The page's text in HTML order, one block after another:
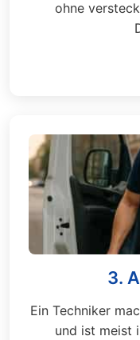
ohne
3.
Ein Techniker
und ist meist